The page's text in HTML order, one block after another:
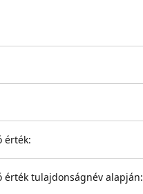
érték:
érték tulajdonságnév alapján: